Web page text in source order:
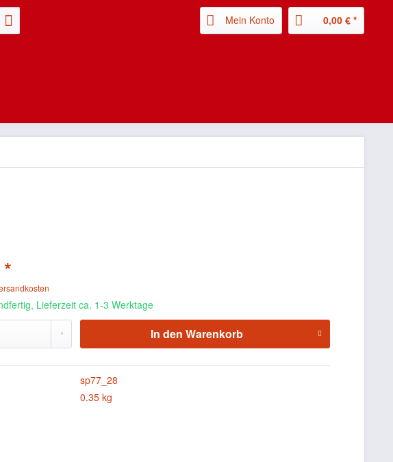
Mein Konto 0,00 € *
Lieferzeit ca. 1-3 Werktage
In den Warenkorb
sp77_28
0.35 kg